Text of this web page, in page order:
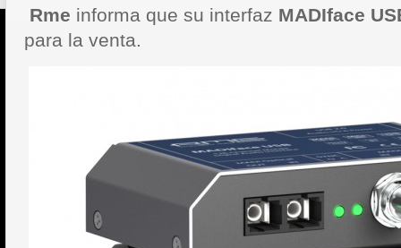
Rme informa que su interfaz MADIface
para la venta.